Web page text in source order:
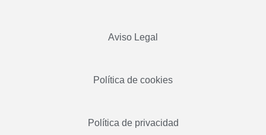
Aviso Legal
Política de cookies
Política de privacidad